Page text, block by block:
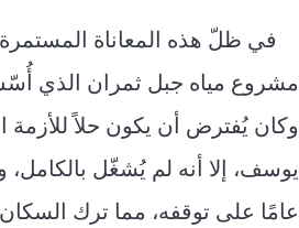
في ظلّ هذه المعاناة
مشروع مياه جبل ثمران الذي
وكان يُفترض أن يكون حلاً للأزمة
عامًا على توقفه، مما ترك